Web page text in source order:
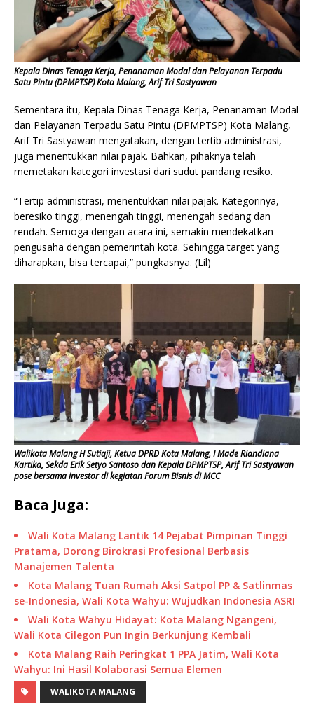
Kepala Dinas Tenaga Kerja, Penanaman Modal dan Pelayanan Terpadu
Satu Pintu (DPMPTSP) Kota Malang, Arif Tri Sastyawan
Sementara itu, Kepala Dinas Tenaga Kerja, Penanaman Modal
dan Pelayanan Terpadu Satu Pintu (DPMPTSP) Kota Malang,
Arif Tri Sastyawan mengatakan, dengan tertib administrasi,
juga menentukkan nilai pajak. Bahkan, pihaknya telah
memetakan kategori investasi dari sudut pandang resiko.
“Tertip administrasi, menentukkan nilai pajak. Kategorinya,
beresiko tinggi, menengah tinggi, menengah sedang dan
rendah. Semoga dengan acara ini, semakin mendekatkan
pengusaha dengan pemerintah kota. Sehingga target yang
diharapkan, bisa tercapai,” pungkasnya. (Lil)
Walikota Malang H Sutiaji, Ketua DPRD Kota Malang, I Made Riandiana
Kartika, Sekda Erik Setyo Santoso dan Kepala DPMPTSP, Arif Tri Sastyawan
pose bersama investor di kegiatan Forum Bisnis di MCC
Baca Juga:
Wali Kota Malang Lantik 14 Pejabat Pimpinan Tinggi
Pratama, Dorong Birokrasi Profesional Berbasis
Manajemen Talenta
Kota Malang Tuan Rumah Aksi Satpol PP & Satlinmas
se-Indonesia, Wali Kota Wahyu: Wujudkan Indonesia ASRI
Wali Kota Wahyu Hidayat: Kota Malang Ngangeni,
Wali Kota Cilegon Pun Ingin Berkunjung Kembali
Kota Malang Raih Peringkat 1 PPA Jatim, Wali Kota
Wahyu: Ini Hasil Kolaborasi Semua Elemen
WALIKOTA MALANG